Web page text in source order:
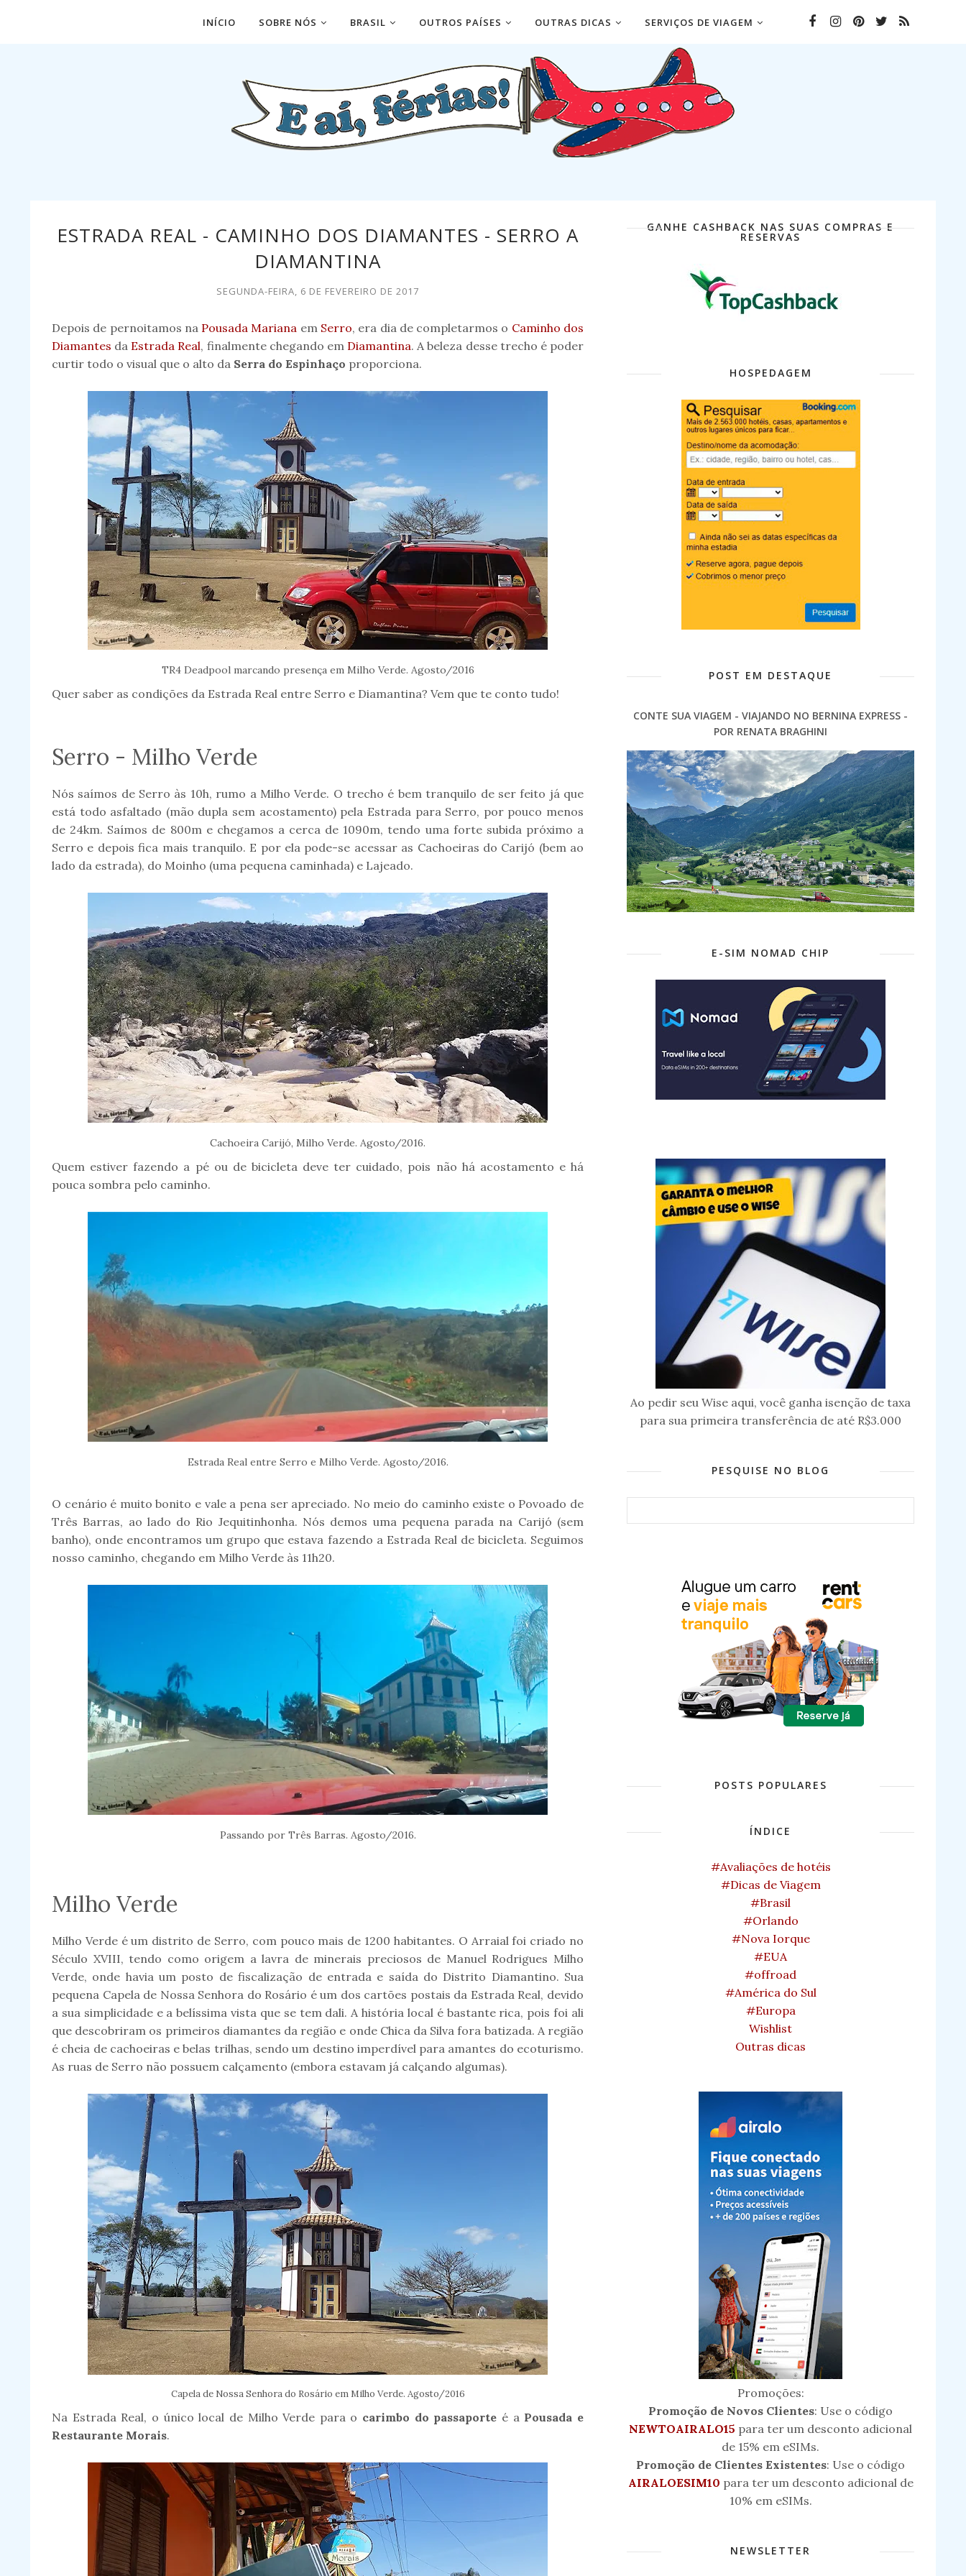
INÍCIO SOBRE NÓS BRASIL OUTROS PAÍSES OUTRAS DICAS SERVIÇOS DE VIAGEM
ESTRADA REAL - CAMINHO DOS DIAMANTES - SERRO A
DIAMANTINA
SEGUNDA-FEIRA, 6 DE FEVEREIRO DE 2017
Depois de pernoitamos na Pousada Mariana em Serro, era dia de completarmos o Caminho dos
Diamantes da Estrada Real, finalmente chegando em Diamantina. A beleza desse trecho é poder
curtir todo o visual que o alto da Serra do Espinhaço proporciona.
TR4 Deadpool marcando presença em Milho Verde. Agosto/2016
Quer saber as condições da Estrada Real entre Serro e Diamantina? Vem que te conto tudo!
Serro - Milho Verde
Nós saímos de Serro às 10h, rumo a Milho Verde. O trecho é bem tranquilo de ser feito já que
está todo asfaltado (mão dupla sem acostamento) pela Estrada para Serro, por pouco menos
de 24km. Saímos de 800m e chegamos a cerca de 1090m, tendo uma forte subida próximo a
Serro e depois fica mais tranquilo. E por ela pode-se acessar as Cachoeiras do Carijó (bem ao
lado da estrada), do Moinho (uma pequena caminhada) e Lajeado.
Cachoeira Carijó, Milho Verde. Agosto/2016.
Quem estiver fazendo a pé ou de bicicleta deve ter cuidado, pois não há acostamento e há
pouca sombra pelo caminho.
Estrada Real entre Serro e Milho Verde. Agosto/2016.
O cenário é muito bonito e vale a pena ser apreciado. No meio do caminho existe o Povoado de
Três Barras, ao lado do Rio Jequitinhonha. Nós demos uma pequena parada na Carijó (sem
banho), onde encontramos um grupo que estava fazendo a Estrada Real de bicicleta. Seguimos
nosso caminho, chegando em Milho Verde às 11h20.
Passando por Três Barras. Agosto/2016.
Milho Verde
Milho Verde é um distrito de Serro, com pouco mais de 1200 habitantes. O Arraial foi criado no
Século XVIII, tendo como origem a lavra de minerais preciosos de Manuel Rodrigues Milho
Verde, onde havia um posto de fiscalização de entrada e saída do Distrito Diamantino. Sua
pequena Capela de Nossa Senhora do Rosário é um dos cartões postais da Estrada Real, devido
a sua simplicidade e a belíssima vista que se tem dali. A história local é bastante rica, pois foi ali
que descobriram os primeiros diamantes da região e onde Chica da Silva fora batizada. A região
é cheia de cachoeiras e belas trilhas, sendo um destino imperdível para amantes do ecoturismo.
As ruas de Serro não possuem calçamento (embora estavam já calçando algumas).
Capela de Nossa Senhora do Rosário em Milho Verde. Agosto/2016
Na Estrada Real, o único local de Milho Verde para o carimbo do passaporte é a Pousada e
Restaurante Morais.
GANHE CASHBACK NAS SUAS COMPRAS E
RESERVAS
HOSPEDAGEM
POST EM DESTAQUE
CONTE SUA VIAGEM - VIAJANDO NO BERNINA EXPRESS -
POR RENATA BRAGHINI
E-SIM NOMAD CHIP
Ao pedir seu Wise aqui, você ganha isenção de taxa
para sua primeira transferência de até R$3.000
PESQUISE NO BLOG
POSTS POPULARES
ÍNDICE
#Avaliações de hotéis
#Dicas de Viagem
#Brasil
#Orlando
#Nova Iorque
#EUA
#offroad
#América do Sul
#Europa
Wishlist
Outras dicas
Promoções:
Promoção de Novos Clientes: Use o código
NEWTOAIRALO15 para ter um desconto adicional
de 15% em eSIMs.
Promoção de Clientes Existentes: Use o código
AIRALOESIM10 para ter um desconto adicional de
10% em eSIMs.
NEWSLETTER